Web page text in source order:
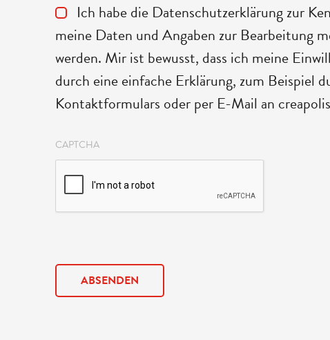
Ich habe die Datenschutzerklärung zur
meine Daten und Angaben zur Bearbeitung
werden. Mir ist bewusst, dass ich meine
durch eine einfache Erklärung, zum Beispiel
Kontaktformulars oder per E-Mail an
CAPTCHA
ABSENDEN